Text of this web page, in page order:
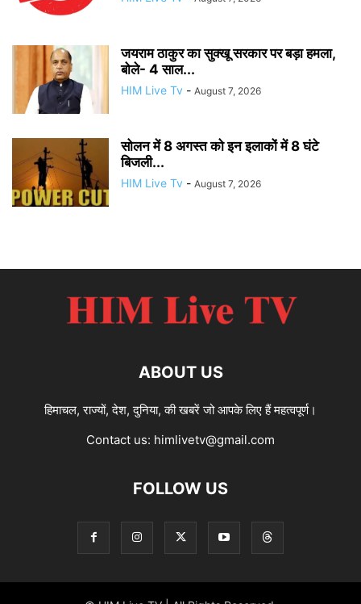
जयराम ठाकुर का सुक्खू सरकार पर बड़ा हमला,
बोले- 4 साल...
HIM Live Tv - August 7, 2026
सोलन में 8 अगस्त को इन इलाकों में 8 घंटे
बिजली...
HIM Live Tv - August 7, 2026
ABOUT US
हिमाचल, राज्यों, देश, दुनिया, की खबरें जो आपके लिए हैं महत्वपूर्ण।
Contact us: himlivetv@gmail.com
FOLLOW US